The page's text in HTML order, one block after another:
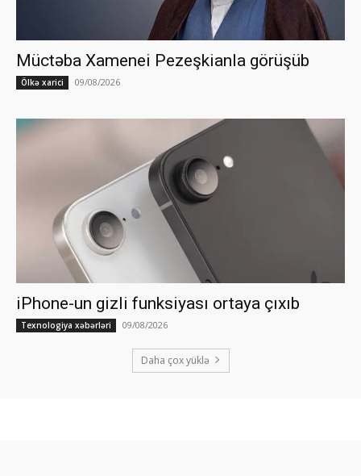
Müctəba Xamenei Pezeşkianla görüşüb
Ölkə xarici 09/08/2026
iPhone-un gizli funksiyası ortaya çıxıb
Texnologiya xəbərləri 09/08/2026
Daha çox yüklə